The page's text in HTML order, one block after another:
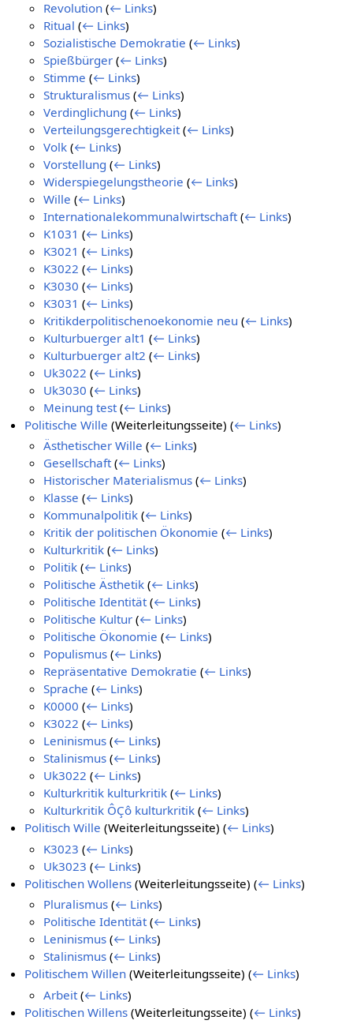
Revolution (← Links)
Ritual (← Links)
Sozialistische Demokratie (← Links)
Spießbürger (← Links)
Stimme (← Links)
Strukturalismus (← Links)
Verdinglichung (← Links)
Verteilungsgerechtigkeit (← Links)
Volk (← Links)
Vorstellung (← Links)
Widerspiegelungstheorie (← Links)
Wille (← Links)
Internationalekommunalwirtschaft (← Links)
K1031 (← Links)
K3021 (← Links)
K3022 (← Links)
K3030 (← Links)
K3031 (← Links)
Kritikderpolitischenoekonomie neu (← Links)
Kulturbuerger alt1 (← Links)
Kulturbuerger alt2 (← Links)
Uk3022 (← Links)
Uk3030 (← Links)
Meinung test (← Links)
Politische Wille (Weiterleitungsseite)(← Links)
Ästhetischer Wille (← Links)
Gesellschaft (← Links)
Historischer Materialismus (← Links)
Klasse (← Links)
Kommunalpolitik (← Links)
Kritik der politischen Ökonomie (← Links)
Kulturkritik (← Links)
Politik (← Links)
Politische Ästhetik (← Links)
Politische Identität (← Links)
Politische Kultur (← Links)
Politische Ökonomie (← Links)
Populismus (← Links)
Repräsentative Demokratie (← Links)
Sprache (← Links)
K0000 (← Links)
K3022 (← Links)
Leninismus (← Links)
Stalinismus (← Links)
Uk3022 (← Links)
Kulturkritik kulturkritik (← Links)
Kulturkritik ÔÇô kulturkritik (← Links)
Politisch Wille (Weiterleitungsseite)(← Links)
K3023 (← Links)
Uk3023 (← Links)
Politischen Wollens (Weiterleitungsseite)(← Links)
Pluralismus (← Links)
Politische Identität (← Links)
Leninismus (← Links)
Stalinismus (← Links)
Politischem Willen (Weiterleitungsseite)(← Links)
Arbeit (← Links)
Politischen Willens (Weiterleitungsseite)(← Links)